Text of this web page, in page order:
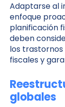
Adaptarse al
enfoque
planificación
deben
los trastornos
fiscales y
globales